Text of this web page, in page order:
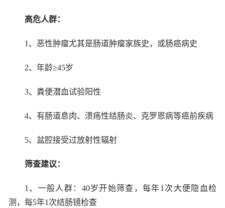
高危人群：
1 、恶性肿瘤尤其是肠道肿瘤家族史，或肠癌病史
2、年龄≥45岁
3、粪便潜血试验阳性
4、有肠道息肉、溃疡性结肠炎、克罗恩病等癌前疾病
5、盆腔接受过放射性辐射
筛查建议：
1 、一般人群： 40岁开始筛查，每年1 次大便隐血检
测，每5年1 次结肠镜检查